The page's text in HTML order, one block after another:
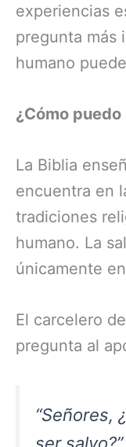
experiencias
pregunta más
humano
¿Cómo
La Biblia
encuentra en
tradiciones
humano. La
únicamente
El carcelero
pregunta al
“Señores,